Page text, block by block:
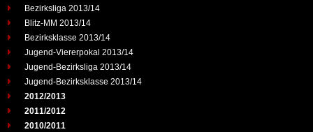
Bezirksliga 2013/14
Blitz-MM 2013/14
Bezirksklasse 2013/14
Jugend-Viererpokal 2013/14
Jugend-Bezirksliga 2013/14
Jugend-Bezirksklasse 2013/14
2012/2013
2011/2012
2010/2011